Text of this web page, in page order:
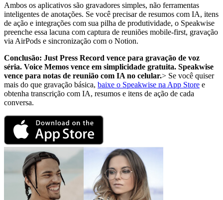
Ambos os aplicativos são gravadores simples, não ferramentas
inteligentes de anotações. Se você precisar de resumos com IA, itens
de ação e integrações com sua pilha de produtividade, o Speakwise
preenche essa lacuna com captura de reuniões mobile-first, gravação
via AirPods e sincronização com o Notion.
Conclusão: Just Press Record vence para gravação de voz
séria. Voice Memos vence em simplicidade gratuita. Speakwise
vence para notas de reunião com IA no celular.> Se você quiser
mais do que gravação básica, baixe o Speakwise na App Store e
obtenha transcrição com IA, resumos e itens de ação de cada
conversa.